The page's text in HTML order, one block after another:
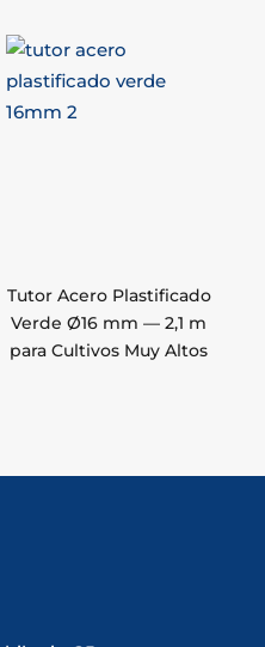
Tutor Acero Plastificado
Verde Ø16 mm — 2,1 m
para Cultivos Muy Altos